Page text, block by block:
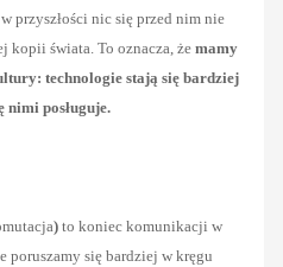
przyszłości nic się przed nim nie
świata. To oznacza, że mamy
technologie stają się bardziej
nimi posługuje.
) to koniec komunikacji w
poruszamy się bardziej w kręgu